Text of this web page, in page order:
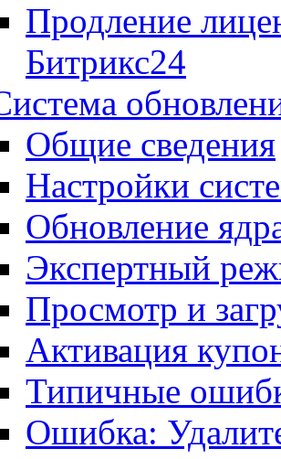
Продление
Битрикс24
Общие сведения
Настройки
Обновление
Экспертный
Просмотр и
Активация
Типичные
Ошибка: